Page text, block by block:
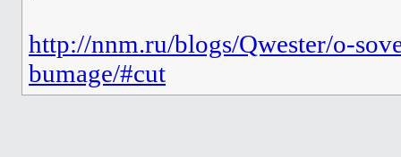
http://nnm.ru/blogs/Qwester/o-
bumage/#cut